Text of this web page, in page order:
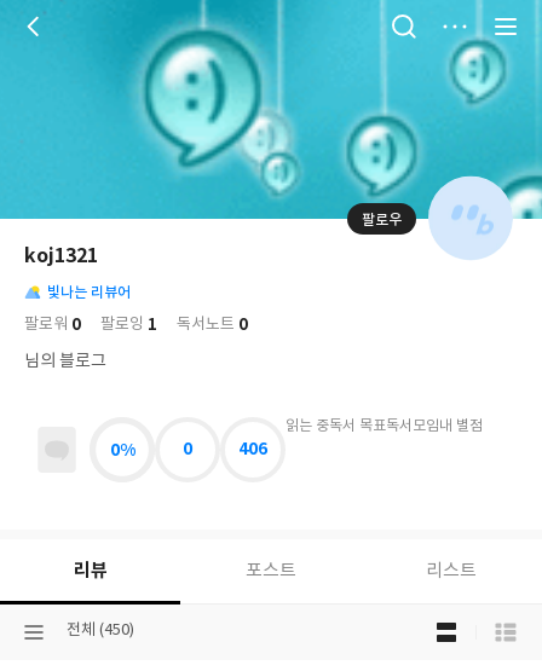
팔로우
koj1321
님
의
사
락
빛나는 리뷰어
팔로워 0 팔로잉 1 독서노트 0
님의 블로그
읽는 중독서 목표
0%
독서모임
0
내 별점
406
리뷰 포스트 리스트
선
전체 (450)